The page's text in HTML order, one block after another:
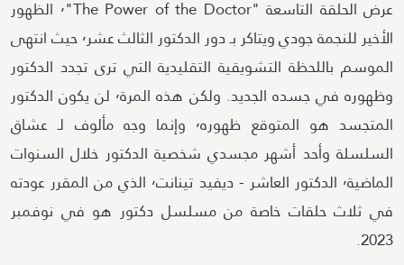
عرض الحلقة التاسعة "The Power of the Doctor"٬ الظهور
الأخير للنجمة جودي ويتاكر بـ دور الدكتور الثالث عشر٬ حيث انتهى
الموسم باللحظة التشويقية التقليدية التي ترى تجدد الدكتور
وظهوره في جسده الجديد. ولكن هذه المرة٬ لن يكون الدكتور
المتجسد هو المتوقع ظهوره٬ وإنما وجه مألوف لـ عشاق
السلسلة وأحد أشهر مجسدي شخصية الدكتور خلال السنوات
الماضية٬ الدكتور العاشر - ديفيد تينانت٬ الذي من المقرر عودته
في ثلاث حلقات خاصة من مسلسل دكتور هو في نوفمبر
2023.